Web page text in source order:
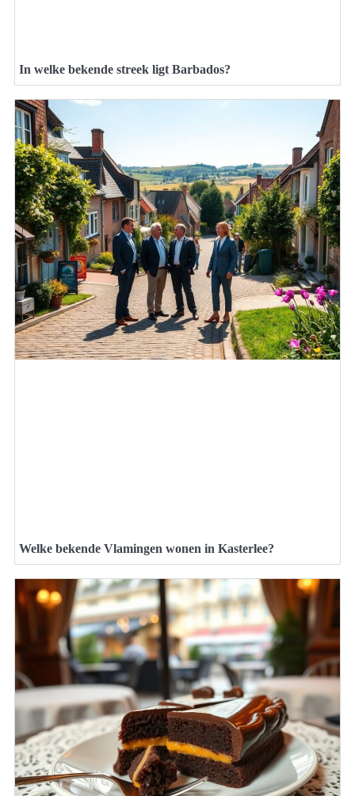
In welke bekende streek ligt Barbados?
Welke bekende Vlamingen wonen in Kasterlee?